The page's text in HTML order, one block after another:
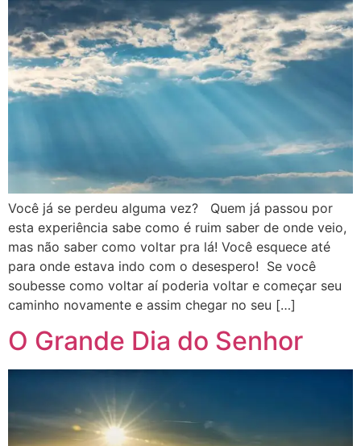
Você já se perdeu alguma vez? Quem já passou por
esta experiência sabe como é ruim saber de onde veio,
mas não saber como voltar pra lá! Você esquece até
para onde estava indo com o desespero! Se você
soubesse como voltar aí poderia voltar e começar seu
caminho novamente e assim chegar no seu […]
O Grande Dia do Senhor